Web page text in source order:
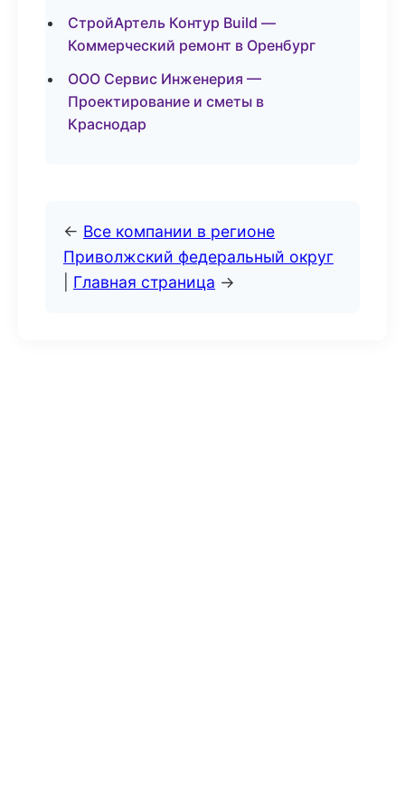
СтройАртель Контур Build —
Коммерческий ремонт в Оренбург
ООО Сервис Инженерия —
Проектирование и сметы в
Краснодар
← Все компании в регионе
Приволжский федеральный округ
Главная страница →